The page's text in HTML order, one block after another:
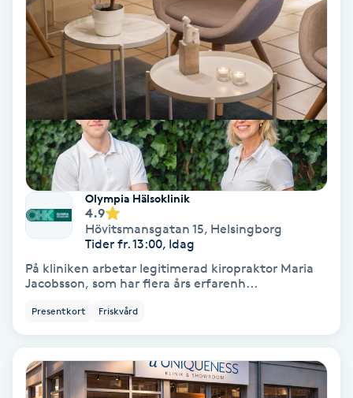
Fibromassage
Fillers
Fotmassage
Fotsvamp
Fotvård
Fransförlängning
Olympia Hälsoklinik
4.9
Hövitsmansgatan 15, Helsingborg
Tider fr. 13:00, Idag
På kliniken arbetar legitimerad kiropraktor Maria
Jacobsson, som har flera års erfarenh...
Presentkort Friskvård